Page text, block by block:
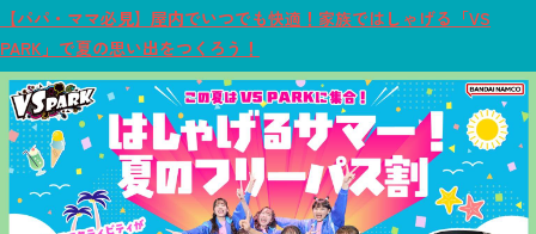
【パパ・ママ必見】屋内でいつでも快適！家族ではしゃげる「VS
PARK」で夏の思い出をつくろう！